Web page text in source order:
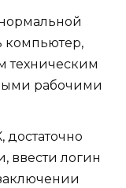
компьютер,
техническим
рабочими
достаточно
ввести логин